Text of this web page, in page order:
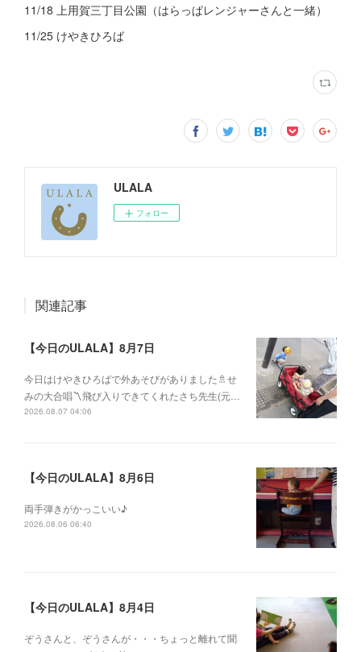
11/18 上用賀三丁目公園（はらっぱレンジャーさんと一緒）
11/25 けやきひろば
ULALA
フォロー
関連記事
【今日のULALA】8月7日
今日はけやきひろばで外あそびがありました🚿せ
みの大合唱〽飛び入りできてくれたさち先生(元…
2026.08.07 04:06
【今日のULALA】8月6日
両手弾きがかっこいい♪
2026.08.06 06:40
【今日のULALA】8月4日
ぞうさんと、ぞうさんが・・・ちょっと離れて聞